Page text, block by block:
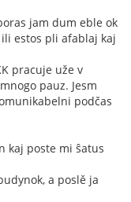
jam dum eble ok
estos pli afablaj kaj
pracuje uže v
pauz. Jesm
podčas
kaj poste mi ŝatus
a poslě ja